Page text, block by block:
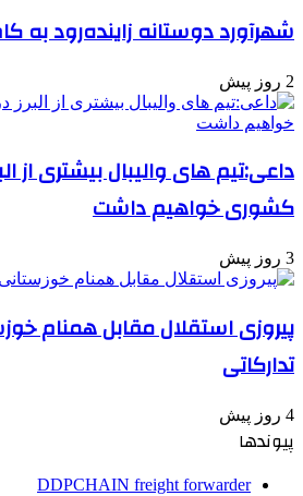
شهرآورد دوستانه زاینده‌رود به
2 روز پیش
داعی:تیم های والیبال بیشتری از
کشوری خواهیم داشت
3 روز پیش
پیروزی استقلال مقابل همنام
تدارکاتی
4 روز پیش
پیوندها
DDPCHAIN freight forwarder